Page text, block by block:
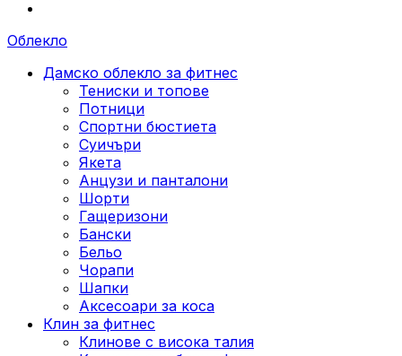
Облекло
Дамско облекло за фитнес
Тениски и топове
Потници
Спортни бюстиета
Суичъри
Якета
Aнцузи и панталони
Шорти
Гащеризони
Бански
Бельо
Чорапи
Шапки
Аксесоари за коса
Клин за фитнес
Клинове с висока талия